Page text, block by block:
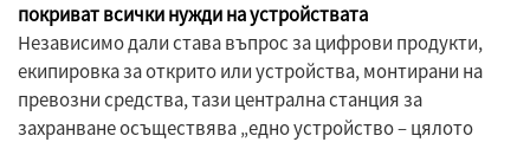
покриват всички нужди на устройствата
Независимо дали става въпрос за цифрови продукти,
екипировка за открито или устройства, монтирани на
превозни средства, тази централна станция за
захранване осъществява „едно устройство – цялото